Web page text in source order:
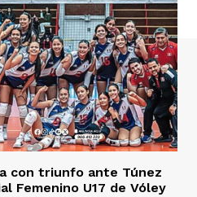
con triunfo ante Túnez
Femenino U17 de Vóley